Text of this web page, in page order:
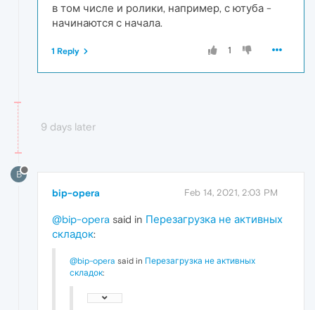
в том числе и ролики, например, с ютуба -
начинаются с начала.
1
1 Reply
9 days later
B
bip-opera Feb 14, 2021, 2:03 PM
@bip-opera said in Перезагрузка не активных
складок:
@bip-opera said in Перезагрузка не активных
складок: